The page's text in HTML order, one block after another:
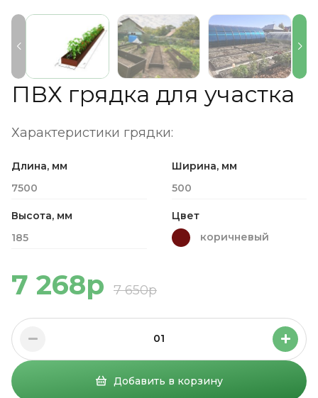
ПВХ грядка для участка
Характеристики грядки:
Длина, мм
7500
Ширина, мм
500
Высота, мм
185
Цвет
коричневый
7 268р 7 650р
01
Добавить в корзину